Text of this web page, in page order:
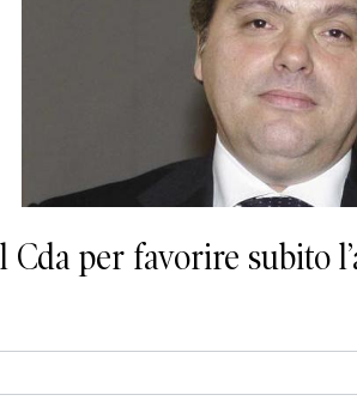
per favorire subito